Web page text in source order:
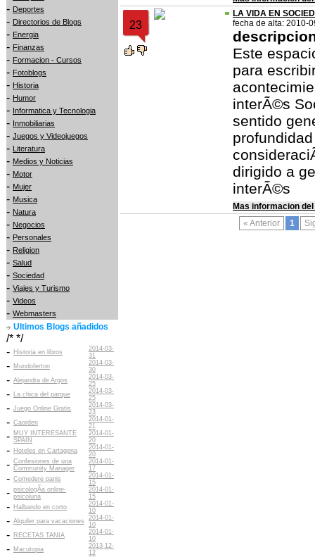
- Deportes
- Directorios de Blogs
- Energia
- Finanzas
- Formacion - Cursos
- Fotoblogs
- Historia
- Humor
- Informatica y Tecnologia
- Inmobiliarias
- Juegos y Videojuegos
- Literatura
- Medios y Noticias
- Motor
- Mujer
- Musica
- Natura
- Negocios
- Personales
- Religion
- Salud
- Sociedad
- Viajes y Turismo
- Videos
- Webmasters
Ultimos Blogs añadidos
/* */
- Historia en libros
2014-03-
31
- Mundoferton
2014-03-
30
- Alejandra de Argos
2014-03-
25
- La chica del parque
2014-03-
25
- Juego Online Gratis
2014-03-
23
- Caorden
2014-01-
21
- MUY INTERESANTE
SPAIN
2014-01-
20
- Hoteles en Cartagena
2014-01-
20
- Confesiones de una
Community Manager
2014-01-
17
- Comedere panis
2014-01-
15
- psicologÃ­a online-
psicoluna
2014-01-
15
- Halbando en corto
2014-01-
10
- Alquiler para vacaciones
2014-01-
10
- RECETAS TANIA
2014-01-
10
- Macutopia
2013-12-
12
23
LA VIDA EN
fecha de alta: 2010-
Este
para
interÃ©s
sentido
dirigido a
interÃ©s
Mas informacion
« Anterior
1